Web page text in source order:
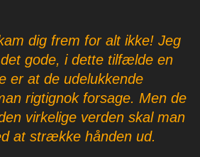
dig frem for alt ikke! Jeg
gode, i dette tilfælde en
er at de udelukkende
rigtignok forsage. Men de
virkelige verden skal man
at strække hånden ud.